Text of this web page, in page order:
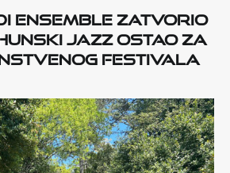
Ensemble zatvorio
jazz ostao za
festivala